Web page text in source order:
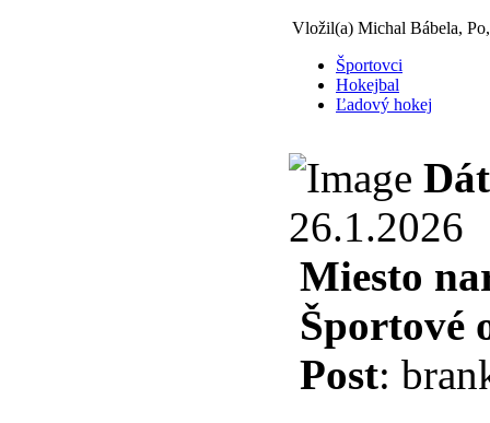
Vložil(a) Michal Bábela,
Športovci
Hokejbal
Ľadový hokej
26.1.2026
Miesto
Športové
Post: